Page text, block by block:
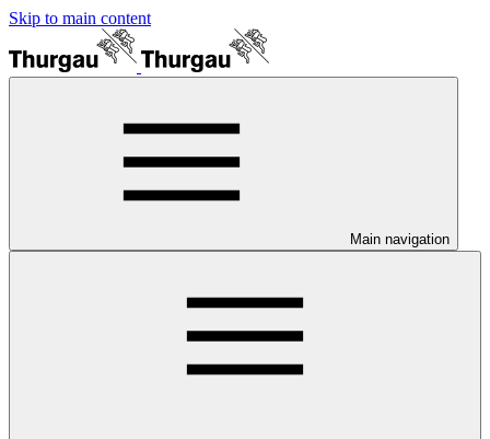
Skip to main content
Main navigation